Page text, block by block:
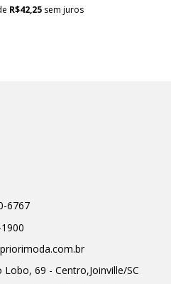
R$42,25 sem juros
6767
Lobo, 69 - Centro,Joinville/SC